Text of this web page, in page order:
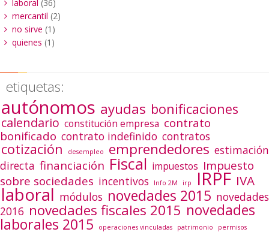
laboral (36)
mercantil (2)
no sirve (1)
quienes (1)
etiquetas:
autónomos ayudas bonificaciones
calendario constitución empresa contrato
bonificado contrato indefinido contratos
cotización desempleo emprendedores estimación
directa financiación Fiscal impuestos Impuesto
sobre sociedades incentivos Info 2M irp IRPF IVA
laboral módulos novedades 2015 novedades
2016 novedades fiscales 2015 novedades
laborales 2015 operaciones vinculadas patrimonio permisos